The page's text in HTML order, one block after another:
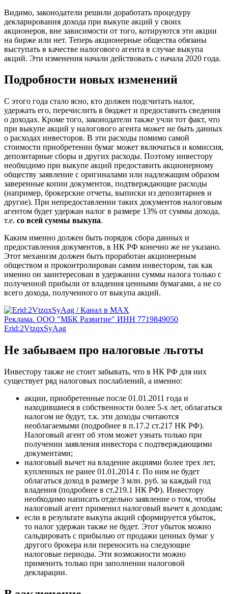
Видимо, законодатели решили доработать процедуру
декларирования дохода при выкупе акций у своих
акционеров, вне зависимости от того, котируются эти акции
на бирже или нет. Теперь акционерные общества обязаны
выступать в качестве налогового агента в случае выкупа
акций. Эти изменения начали действовать с начала 2020 года.
Подробности новых изменений
С этого года стало ясно, кто должен подсчитать налог,
удержать его, перечислить в бюджет и предоставить сведения
о доходах. Кроме того, законодатели также учли тот факт, что
при выкупе акций у налогового агента может не быть данных
о расходах инвесторов. В эти расходы помимо самой
стоимости приобретении бумаг может включаться и комиссия,
депозитарные сборы и других расходы. Поэтому инвестору
необходимо при выкупе акций предоставить акционерному
обществу заявление с оригиналами или надлежащим образом
заверенные копии документов, подтверждающие расходы
(например, брокерские отчеты, выписки из депозитариев и
другие). При непредоставлении таких документов налоговым
агентом будет удержан налог в размере 13% от суммы дохода,
т.е. со всей суммы выкупа.
Каким именно должен быть порядок сбора данных и
предоставления документов, в НК РФ конечно же не указано.
Этот механизм должен быть проработан акционерным
обществом и проконтролирован самим инвестором, так как
именно он заинтересован в удержании суммы налога только с
полученной прибыли от владения ценными бумагами, а не со
всего дохода, полученного от выкупа акций.
Реклама. ООО "МБК Развитие" ИНН 7719849050
Erid:2VtzqxSyAag
Не забываем про налоговые льготы
Инвестору также не стоит забывать, что в НК РФ для них
существует ряд налоговых послаблений, а именно:
акции, приобретенные после 01.01.2011 года и
находившиеся в собственности более 5-х лет, облагаться
налогом не будут, т.к. эти доходы считаются
необлагаемыми (подробнее в п.17.2 ст.217 НК РФ).
Налоговый агент об этом может узнать только при
получении заявления инвестора с подтверждающими
документами;
налоговый вычет на владение акциями более трех лет,
купленных не ранее 01.01.2014 г. По ним не будет
облагаться доход в размере 3 млн. руб. за каждый год
владения (подробнее в ст.219.1 НК РФ). Инвестору
необходимо написать отдельно заявление о том, чтобы
налоговый агент применил налоговый вычет к доходам;
если в результате выкупа акций сформируется убыток,
то налог удержан также не будет. Этот убыток можно
сальдировать с прибылью от продажи ценных бумаг у
другого брокера или переносить на следующие
налоговые периоды. Эти возможности можно
применить только при заполнении налоговой
декларации.